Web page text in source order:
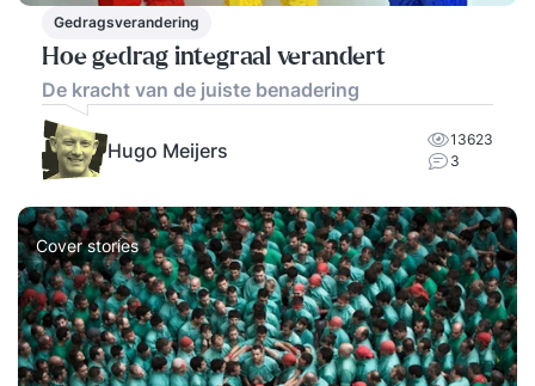
Gedragsverandering
Hoe gedrag integraal verandert
De kracht van de juiste benadering
Hugo Meijers
13623
3
Cover stories